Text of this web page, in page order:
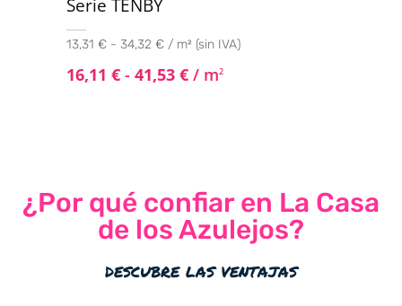
Serie TENBY
13,31 € - 34,32 € / m² (sin IVA)
16,11 € - 41,53 € / m2
¿Por qué confiar en La Casa
de los Azulejos?
descubre las ventajas